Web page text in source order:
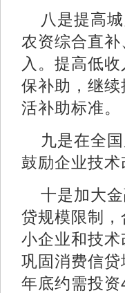
八是提高
农资综合直
入。提高低
保补助，继
活补助标准。
九是在全
鼓励企业技
十是加大
贷规模限制，
小企业和技
巩固消费信
年底约需投